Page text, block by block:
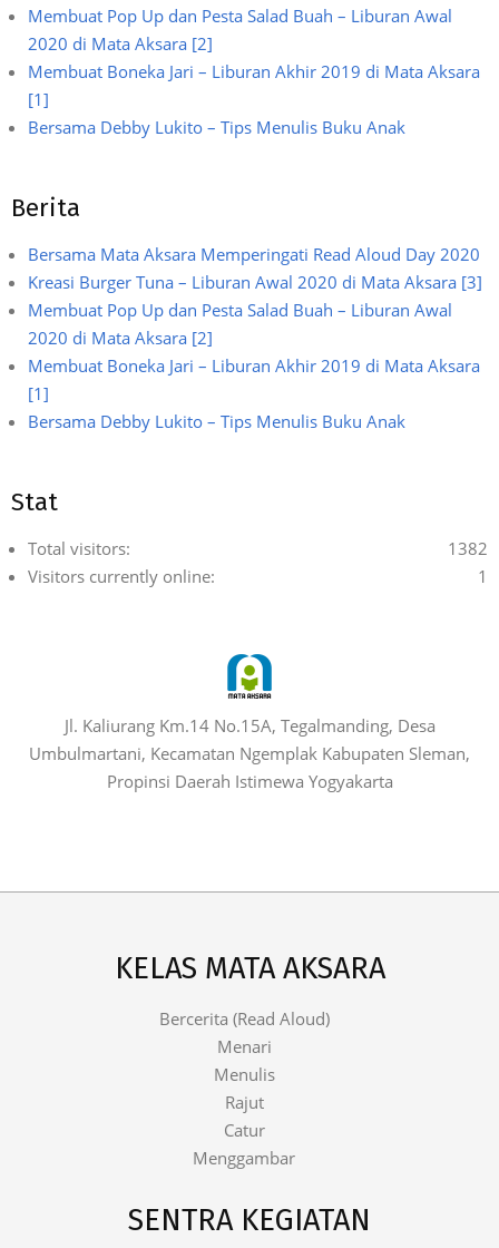
Membuat Pop Up dan Pesta Salad Buah – Liburan Awal
2020 di Mata Aksara [2]
Membuat Boneka Jari – Liburan Akhir 2019 di Mata Aksara
[1]
Bersama Debby Lukito – Tips Menulis Buku Anak
Berita
Bersama Mata Aksara Memperingati Read Aloud Day 2020
Kreasi Burger Tuna – Liburan Awal 2020 di Mata Aksara [3]
Membuat Pop Up dan Pesta Salad Buah – Liburan Awal
2020 di Mata Aksara [2]
Membuat Boneka Jari – Liburan Akhir 2019 di Mata Aksara
[1]
Bersama Debby Lukito – Tips Menulis Buku Anak
Stat
1382
Total visitors:
1
Visitors currently online:
Jl. Kaliurang Km.14 No.15A, Tegalmanding, Desa
Umbulmartani, Kecamatan Ngemplak Kabupaten Sleman,
Propinsi Daerah Istimewa Yogyakarta
KELAS MATA AKSARA
Bercerita (Read Aloud)
Menari
Menulis
Rajut
Catur
Menggambar
SENTRA KEGIATAN